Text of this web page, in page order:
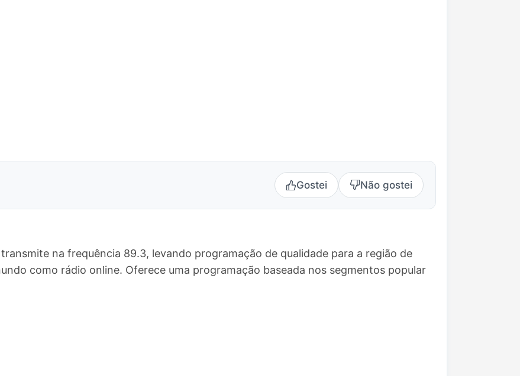
Gostei Não gostei
na frequência 89.3, levando programação de qualidade para a região de
como rádio online. Oferece uma programação baseada nos segmentos popular